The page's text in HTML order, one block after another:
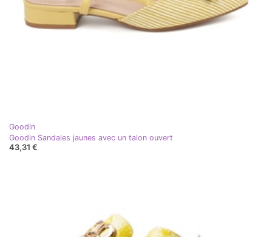
Goodin
Goodin Sandales jaunes avec un talon ouvert
43,31 €